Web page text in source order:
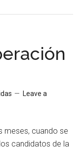
Leave a
meses, cuando se
candidatos de la